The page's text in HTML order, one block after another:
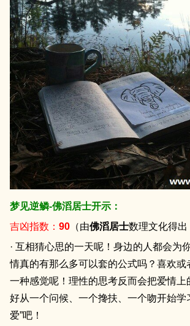
梦见逆鳞-佛滔居士开示：
吉凶指数： 90 （由佛滔居士数理文化得出
· 互相猜心思的一天呢！身边的人都会为
情真的有那么多可以套的公式吗？喜欢或
一种感觉呢！理性的思考反而会把爱情上
好从一个问候、一个搀扶、一个吻开始学
爱”吧！